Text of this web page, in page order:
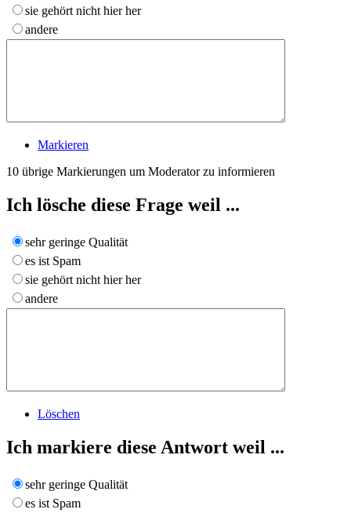
sie gehört nicht hier her
andere
Markieren
10 übrige Markierungen um Moderator zu informieren
Ich lösche diese Frage weil ...
sehr geringe Qualität
es ist Spam
sie gehört nicht hier her
andere
Löschen
Ich markiere diese Antwort weil ...
sehr geringe Qualität
es ist Spam